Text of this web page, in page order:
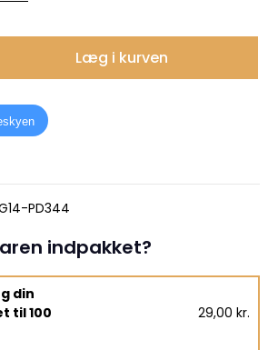
Indtast det
Læg i kurven
PD344
indpakket?
din
til 100
29,00 kr.